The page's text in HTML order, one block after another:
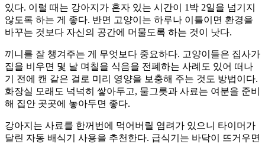
있다. 이럴 때는 강아지가 혼자 있는 시간이 1박 2일을 넘기지
않도록 하는 게 좋다. 반면 고양이는 하루나 이틀이면 환경을
바꾸는 것보다 자신의 공간에 머물도록 하는 것이 낫다.
끼니를 잘 챙겨주는 게 무엇보다 중요하다. 고양이들은 집사가
집을 비우면 몇 날 며칠을 식음을 전폐하는 사례도 있어 떠나
기 전에 캔 같은 걸로 미리 영양을 보충해 주는 것도 방법이다.
화장실 모래도 넉넉히 쌓아두고, 물그릇과 사료는 여분을 준비
해 집안 곳곳에 놓아두면 좋다.
강아지는 사료를 한꺼번에 먹어버릴 염려가 있으니 타이머가
달린 자동 배식기 사용을 추천한다. 급식기는 바닥이 뜨거우면